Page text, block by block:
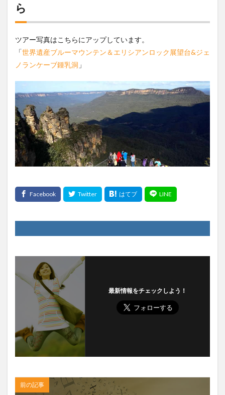
ら
ツアー写真はこちらにアップしています。
「世界遺産ブルーマウンテン＆エリシアンロック展望台&ジェ
ノランケーブ鍾乳洞 」
最新情報をチェックしよう！
前の記事